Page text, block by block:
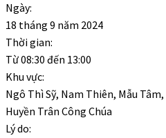
Ngày:
18 tháng 9 năm 2024
Thời gian:
Từ08:30 đến 13:00
Khu vực:
Ngô Thì Sỹ, Nam Thiên, Mẫu
Huyền Trân Công Chúa
Lý do: